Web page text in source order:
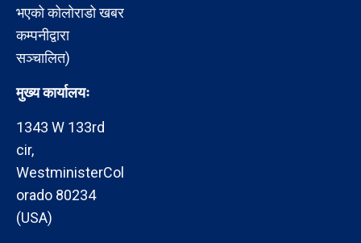
भएको कोलोराडो खबर
कम्पनीद्वारा
सञ्चालित)
मुख्य कार्यालयः
1343 W 133rd
cir,
WestministerCol
orado 80234
(USA)